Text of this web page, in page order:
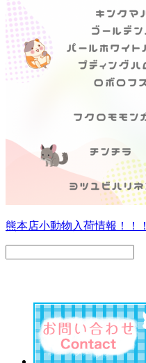
熊本店小動物入荷情報！！！